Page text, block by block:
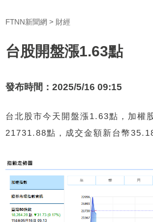
FTNN新聞網 財經
台股開盤漲1.63點
發布時間：2025/5/16 09:15
台北股市今天開盤漲1.63點，加權
21731.88點，成交金額新台幣